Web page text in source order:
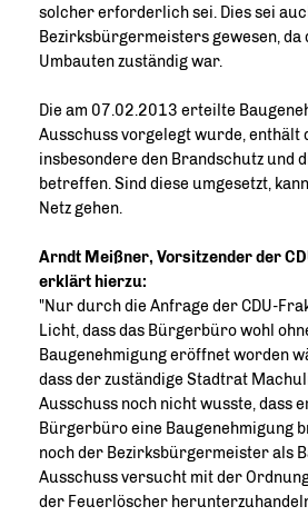
solcher erforderlich sei. Dies sei
Bezirksbürgermeisters gewesen, da
Umbauten zuständig war.
Die am 07.02.2013 erteilte
Ausschuss vorgelegt wurde, enthält
insbesondere den Brandschutz und
betreffen. Sind diese umgesetzt,
Netz gehen.
Arndt Meißner, Vorsitzender der
erklärt hierzu:
"Nur durch die Anfrage der CDU-
Licht, dass das Bürgerbüro wohl
Baugenehmigung eröffnet worden
dass der zuständige Stadtrat
Ausschuss noch nicht wusste, dass
Bürgerbüro eine Baugenehmigung
noch der Bezirksbürgermeister als
Ausschuss versucht mit der
der Feuerlöscher